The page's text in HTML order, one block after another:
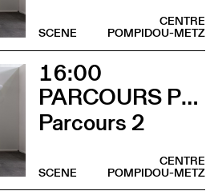
CENTRE
POMPIDOU-METZ
SCENE
16:00
PARCOURS PERFORMANCES
Parcours 2
CENTRE
POMPIDOU-METZ
SCENE